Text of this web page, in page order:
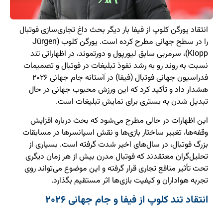
انتقاد یورگن کلوپ از فیفا بار دیگر بحث داغ تجاری‌سازی فوتبال
را در سطح جهانی مطرح کرده است. یورگن کلوب (Jürgen
Klopp)، سرمربی سابق لیورپول و دورتموند، در اظهاراتی تند
نسبت به روند رو به رشد نفوذ تبلیغات در فوتبال و تصمیمات
فدراسیون جهانی فوتبال (فیفا) در آستانه جام جهانی ۲۰۲۶
هشدار داد و تأکید کرد که این ورزش محبوب جهانی در حال
تبدیل شدن به بستری برای نمایش تبلیغات است.
این اظهارات در حالی مطرح می‌شود که بحث درباره افزایش
وقفه‌ها، تغییر ساختار بازی‌ها و نقش اسپانسرها در مسابقات
بزرگ فوتبال، در سال‌های اخیر شدت گرفته است. بسیاری از
تحلیل‌گران معتقدند که فوتبال مدرن بیش از هر زمان دیگری
تحت تأثیر منافع تجاری قرار گرفته و این موضوع می‌تواند روی
تجربه هواداران و کیفیت بازی‌ها اثر مستقیم بگذارد.
انتقاد تند کلوپ از فیفا و جام جهانی ۲۰۲۶